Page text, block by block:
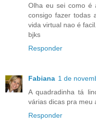
Olha eu sei como é
consigo fazer todas
vida virtual nao é facil.
bjks
Responder
Fabiana 1 de
A quadradinha tá
várias dicas pra meu
Responder